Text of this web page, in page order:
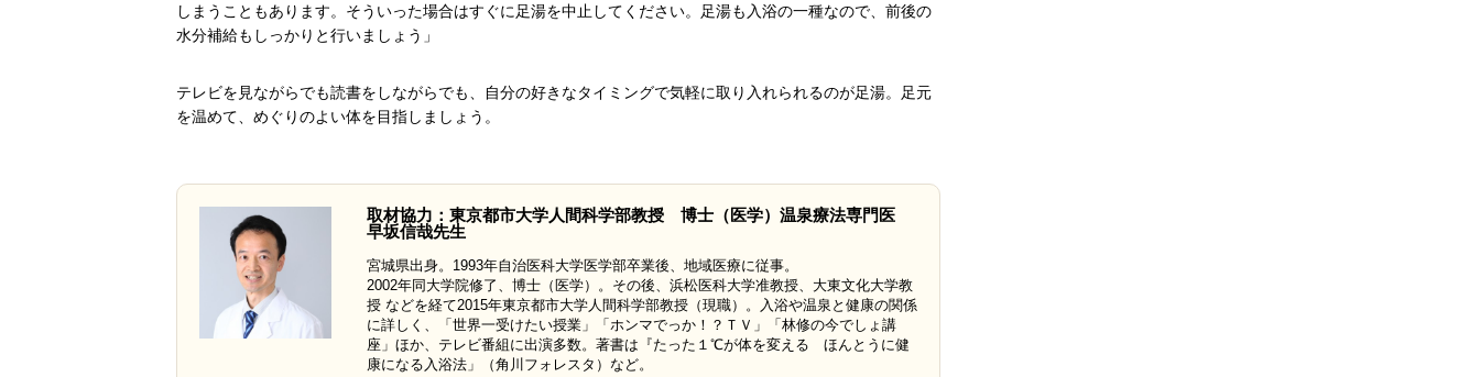
しまうこともあります。そういった場合はすぐに足湯を中止してください。足湯も入浴の一種なので、前後の
水分補給もしっかりと行いましょう」
テレビを見ながらでも読書をしながらでも、自分の好きなタイミングで気軽に取り入れられるのが足湯。足元
を温めて、めぐりのよい体を目指しましょう。
取材協力：東京都市大学人間科学部教授 博士（医学）温泉療法専門医
早坂信哉先生
宮城県出身。1993年自治医科大学医学部卒業後、地域医療に従事。
2002年同大学院修了、博士（医学）。その後、浜松医科大学准教授、大東文化大学教
授 などを経て2015年東京都市大学人間科学部教授（現職）。入浴や温泉と健康の関係
に詳しく、「世界一受けたい授業」「ホンマでっか！？ＴＶ」「林修の今でしょ講
座」ほか、テレビ番組に出演多数。著書は『たった１℃が体を変える ほんとうに健
康になる入浴法」（角川フォレスタ）など。